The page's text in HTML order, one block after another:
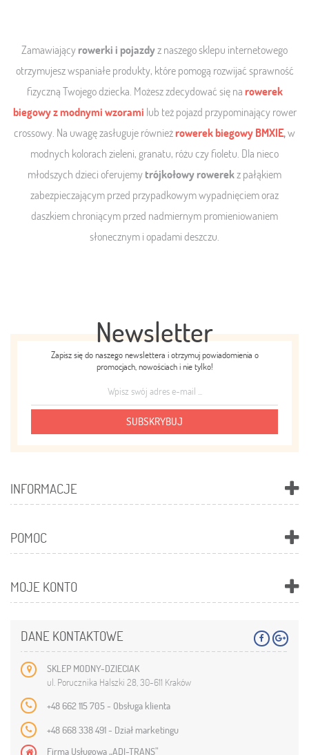
Zamawiającyrowerki i pojazdyz naszego sklepu internetowego
otrzymujesz wspaniałe produkty, które pomogą rozwijać sprawność
fizyczną Twojego dziecka. Możesz zdecydować się narowerek
biegowy z modnymi wzorami lub też pojazd przypominający rower
crossowy. Na uwagę zasługuje równieżrowerek biegowy BMXIE,w
modnych kolorach zieleni, granatu, różu czy fioletu. Dla nieco
młodszych dzieci oferujemytrójkołowy rowerekz pałąkiem
zabezpieczającym przed przypadkowym wypadnięciem oraz
daszkiem chroniącym przed nadmiernym promieniowaniem
słonecznym i opadami deszczu.
Newsletter
Zapisz się do naszego newslettera i otrzymuj powiadomienia o
promocjach, nowościach i nie tylko!
SUBSKRYBUJ
INFORMACJE
POMOC
MOJE KONTO
DANE KONTAKTOWE
SKLEP MODNY-DZIECIAK
ul. Porucznika Halszki 28, 30-611 Kraków
+48 662 115 705 - Obsługa klienta
+48 668 338 491 - Dział marketingu
Firma Usługowa „ADI-TRANS”